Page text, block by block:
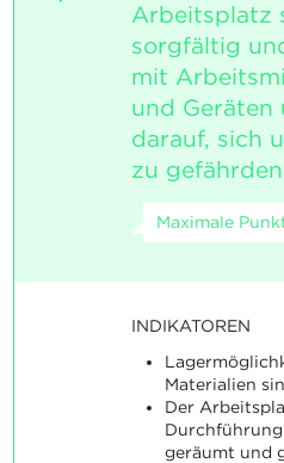
Arbeitsplatz
sorgfältig
mit
und Geräten
darauf, sich
zu
Maximale
INDIKATOREN
Materialien
Der
geräumt und